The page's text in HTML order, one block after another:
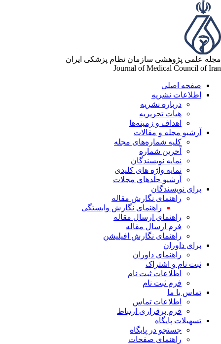
علمی پژوهشی سازمان نظام پزشکی ایران
Journal of Medical Council of
صفحه اصلی
اطلاعات نشریه
درباره نشریه
هیات تحریریه
اهداف و زمینه‌ها
آرشیو مجله و مقالات
کلیه شماره‌های مجله
آخرین شماره
نمایه نویسندگان
نمایه واژه های کلیدی
آرشیو جلدهای مجلات
برای نویسندگان
راهنمای نگارش مقاله
راهنمای نگارش وابستگی
راهنمای ارسال مقاله
فرم ارسال مقاله
راهنمای نگارش افیلیشن
برای داوران
راهنمای داوران
ثبت نام و اشتراک
اطلاعات ثبت نام
فرم ثبت نام
تماس با ما
اطلاعات تماس
فرم برقراری ارتباط
تسهیلات پایگاه
جستجو در پایگاه
راهنمای صفحات